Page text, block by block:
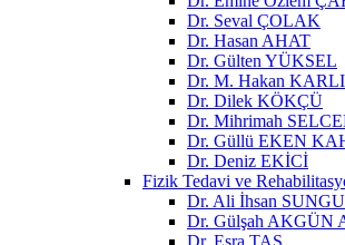
Dr. Seval ÇOLAK
Dr. Hasan AHAT
Dr. Gülten YÜKSEL
Dr. M. Hakan KARLI
Dr. Dilek KÖKÇÜ
Dr. Mihrimah
Dr. Güllü EKEN
Dr. Deniz EKİCİ
Fizik Tedavi ve
Dr. Ali İhsan
Dr. Gülşah AKGÜN
Dr. Esra TAŞ